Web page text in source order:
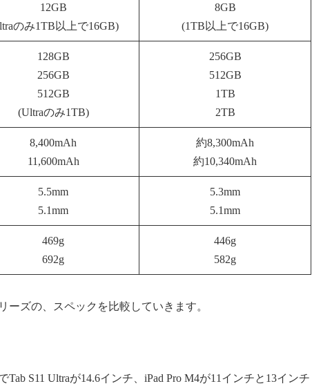
12GB
のみ1TB以上で16GB)
8GB
(1TB以上で16GB)
128GB
256GB
512GB
(Ultraのみ1TB)
256GB
512GB
1TB
2TB
8,400mAh
11,600mAh
約8,300mAh
約10,340mAh
5.5mm
5.1mm
5.3mm
5.1mm
469g
692g
446g
582g
ーズの、スペックを比較していきます。
Tab S11 Ultraが14.6インチ、iPad Pro M4が11インチと13インチ